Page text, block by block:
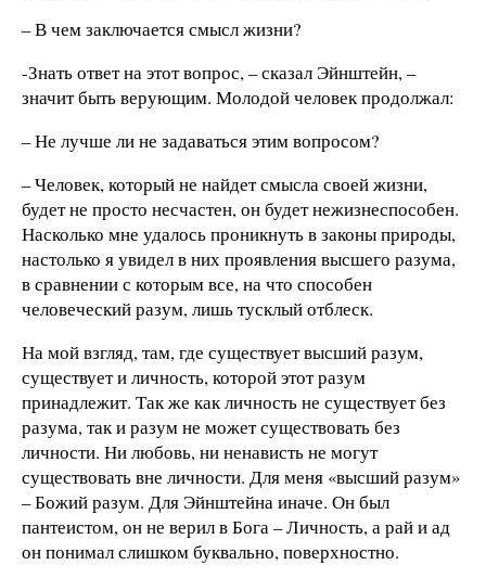
– В чем заключается смысл жизни?
-Знать ответ на этот вопрос, – сказал Эйнштейн, –
значит быть верующим. Молодой человек продолжал:
– Не лучше ли не задаваться этим вопросом?
– Человек, который не найдет смысла своей жизни,
будет не просто несчастен, он будет нежизнеспособен.
Насколько мне удалось проникнуть в законы природы,
настолько я увидел в них проявления высшего разума,
в сравнении с которым все, на что способен
человеческий разум, лишь тусклый отблеск.
На мой взгляд, там, где существует высший разум,
существует и личность, которой этот разум
принадлежит. Так же как личность не существует без
разума, так и разум не может существовать без
личности. Ни любовь, ни ненависть не могут
существовать вне личности. Для меня «высший разум»
– Божий разум. Для Эйнштейна иначе. Он был
пантеистом, он не верил в Бога – Личность, а рай и ад
он понимал слишком буквально, поверхностно.